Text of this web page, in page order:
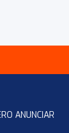
ANUNCIAR